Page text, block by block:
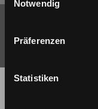
Notwendig
Präferenzen
Statistiken
Diese Website ist